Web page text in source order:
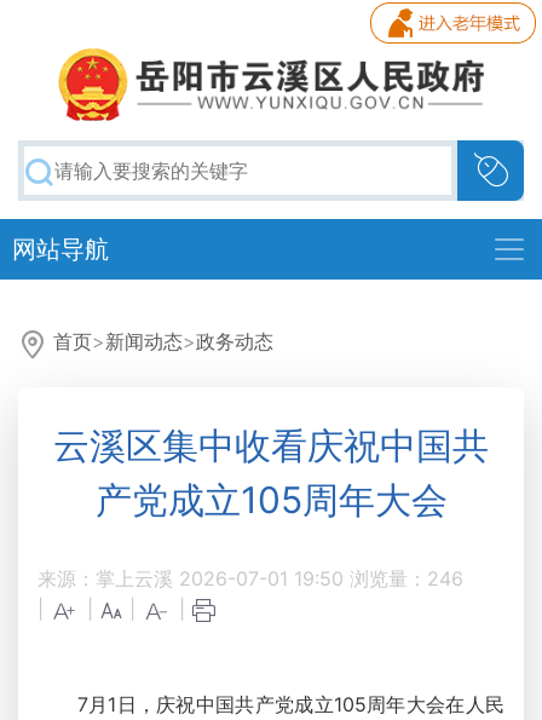
网站导航
首页>新闻动态>政务动态
云溪区集中收看庆祝中国共
产党成立105周年大会
来源：掌上云溪 2026-07-01 19:50 浏览量： 246
7月1日，庆祝中国共产党成立105周年大会在人民